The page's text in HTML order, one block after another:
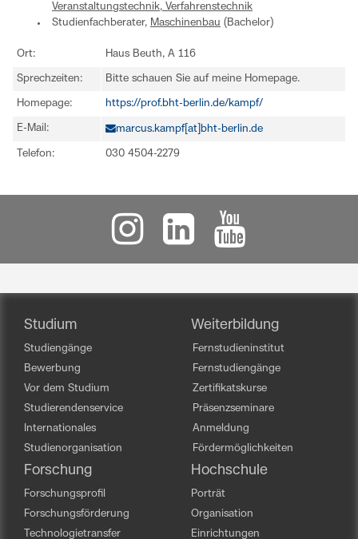
Veranstaltungstechnik, Verfahrenstechnik
Studienfachberater, Maschinenbau (Bachelor)
Ort: Haus Beuth, A 116
Sprechzeiten: Bitte schauen Sie auf meine Homepage.
Homepage: https://prof.bht-berlin.de/kampf/
E-Mail: marcus.kampf[at]bht-berlin.de
Telefon: 030 4504-2279
Studium
Studiengänge
Bewerbung
Vor dem Studium
Studierendenservice
Internationales
Studienorganisation
Weiterbildung
Fernstudieninstitut
Fernstudiengänge
Zertifikatskurse
Präsenzseminare
Anmeldung
Fördermöglichkeiten
Forschung
Forschungsprofil
Forschungsförderung
Technologietransfer
Hochschule
Porträt
Organisation
Einrichtungen